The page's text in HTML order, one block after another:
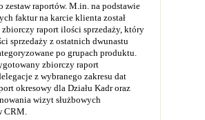
zestaw raportów. M.in. na podstawie
faktur na karcie klienta został
raport ilości sprzedaży, który
sprzedaży z ostatnich dwunastu
po grupach produktu.
zbiorczy raport
z wybranego zakresu dat
okresowy dla Działu Kadr oraz
wizyt służbowych
CRM.